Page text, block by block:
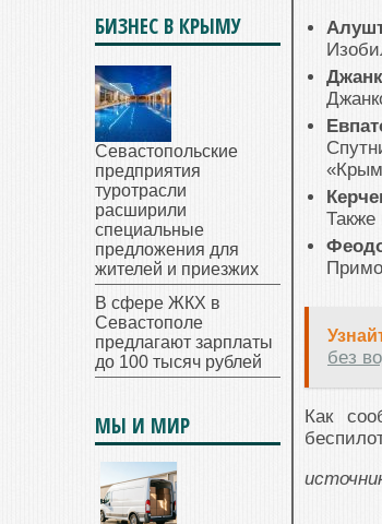
Также
без
Как
БИЗНЕС В КРЫМУ
Севастопольские
предприятия
туротрасли
расширили
специальные
предложения для
жителей и приезжих
В сфере ЖКХ в
Севастополе
предлагают зарплаты
до 100 тысяч рублей
МЫ И МИР